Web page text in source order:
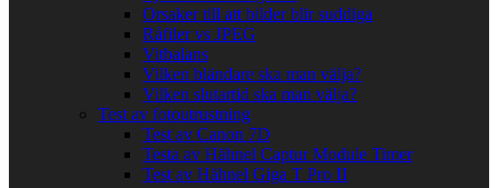
Orsaker till att bilder blir suddiga
Råfiler vs JPEG
Vitbalans
Vilken bländare ska man välja?
Vilken slutartid ska man välja?
Test av fotoutrustning
Test av Canon 7D
Testa av Hähnel Captur Module Timer
Test av Hähnel Giga T Pro II